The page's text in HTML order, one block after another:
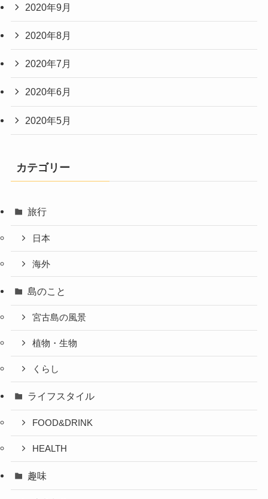
2020年9月
2020年8月
2020年7月
2020年6月
2020年5月
カテゴリー
旅行
日本
海外
島のこと
宮古島の風景
植物・生物
くらし
ライフスタイル
FOOD&DRINK
HEALTH
趣味